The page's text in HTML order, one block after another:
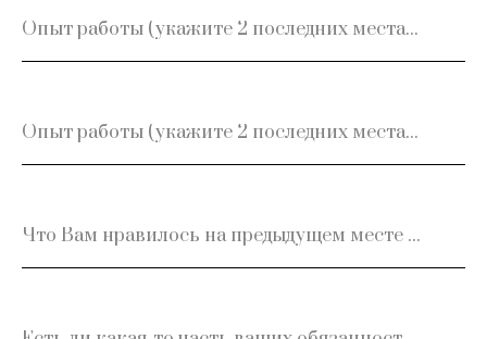
Опыт работы (укажите 2 последних места работы: организация, период, должность)
Опыт работы (укажите 2 последних места работы: организация, период, должность)
Что Вам нравилось на предыдущем месте работе (укажите три пункта по важности)?